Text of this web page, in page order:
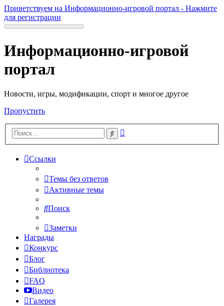
Приветствуем на Информационно-игровой портал - Нажмите
для регистрации
Информационно-игровой
портал
Новости, игры, модификации, спорт и многое другое
Пропустить
Поиск
Ссылки
Темы без ответов
Активные темы
Поиск
Заметки
Награды
Конкурс
Блог
Библиотека
FAQ
Видео
Галерея